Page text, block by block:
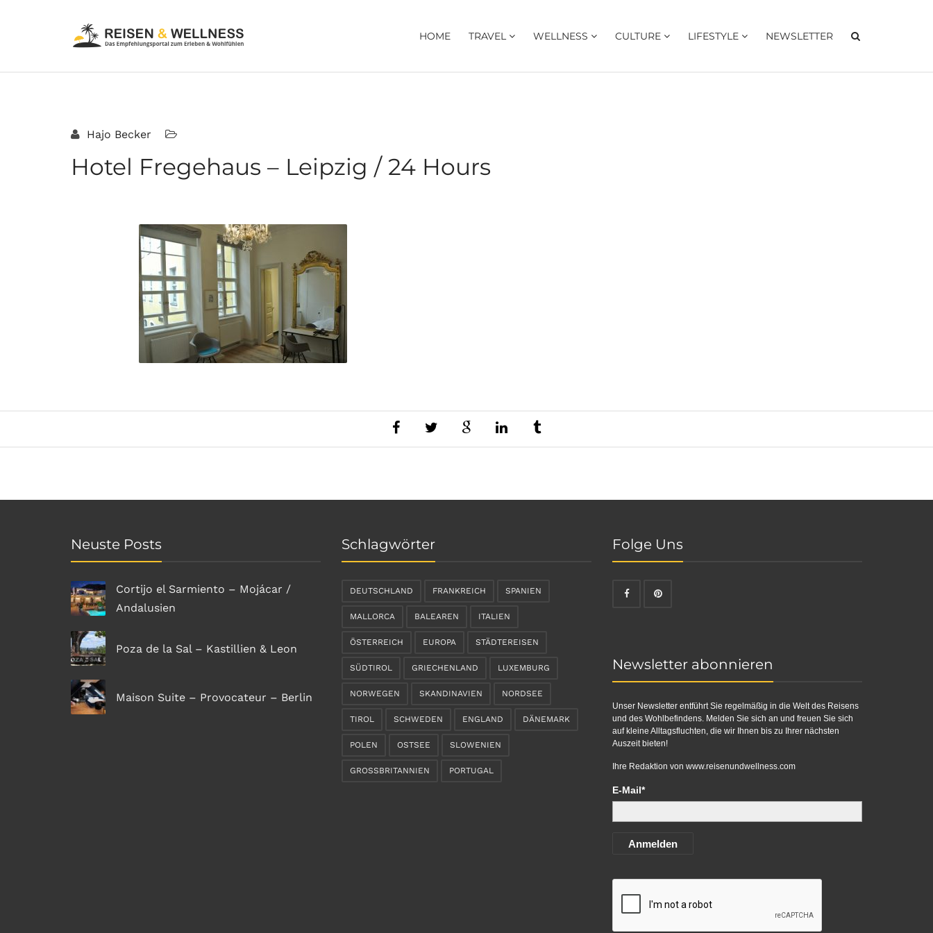
HOME TRAVEL WELLNESS CULTURE LIFESTYLE NEWSLETTER
Hajo Becker
Hotel Fregehaus – Leipzig / 24 Hours
Neuste Posts
Cortijo el Sarmiento – Mojácar /
Andalusien
Poza de la Sal – Kastillien & Leon
Maison Suite – Provocateur – Berlin
Schlagwörter
DEUTSCHLAND FRANKREICH SPANIEN
MALLORCA BALEAREN ITALIEN
ÖSTERREICH EUROPA STÄDTEREISEN
SÜDTIROL GRIECHENLAND LUXEMBURG
NORWEGEN SKANDINAVIEN NORDSEE
TIROL SCHWEDEN ENGLAND DÄNEMARK
POLEN OSTSEE SLOWENIEN
GROSSBRITANNIEN PORTUGAL
Folge Uns
Newsletter abonnieren
Unser Newsletter entführt Sie regelmäßig in die Welt des Reisens
und des Wohlbefindens. Melden Sie sich an und freuen Sie sich
auf kleine Alltagsfluchten, die wir Ihnen bis zu Ihrer nächsten
Auszeit bieten!
Ihre Redaktion von www.reisenundwellness.com
E-Mail*
Anmelden